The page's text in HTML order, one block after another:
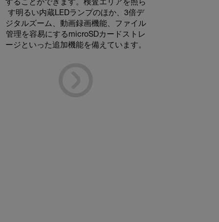
することができます。検査エリアを照ら
す明るい内蔵LEDランプのほか、3倍デ
ジタルズーム、動画録画機能、ファイル
管理を容易にするmicroSDカードストレ
ージといった追加機能を備えています。